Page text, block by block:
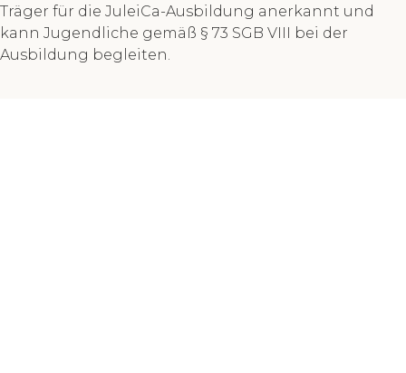
Träger für die JuleiCa-Ausbildung anerkannt und
kann Jugendliche gemäß § 73 SGB VIII bei der
Ausbildung begleiten.